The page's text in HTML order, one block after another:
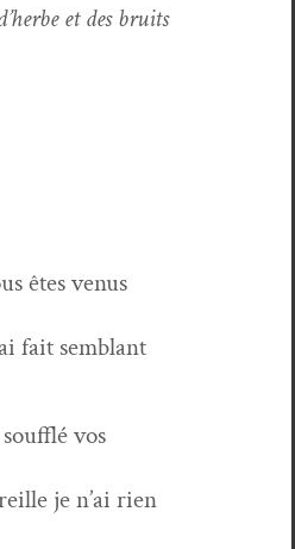
et des bruits
êtes venus
fait sem­blant
souf­flé vos
je n’ai rien